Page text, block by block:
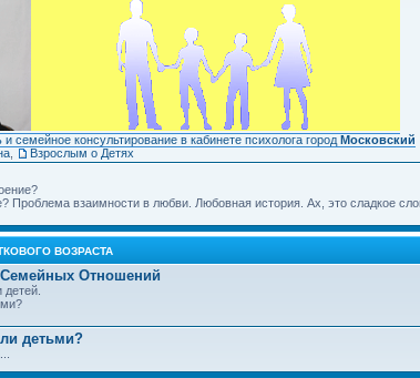
семейное консультирование в кабинете психолога город Московский
Взрослым о Детях
Проблема взаимности в любви. Любовная история. Ах, это сладкое
ВОЗРАСТА
Отношений
детьми?